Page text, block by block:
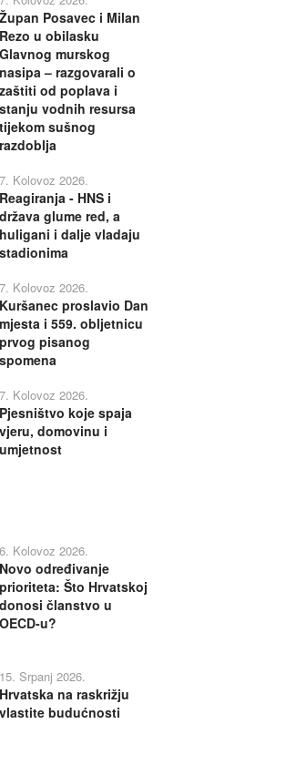
Župan Posavec i Milan
Rezo u obilasku
Glavnog murskog
nasipa – razgovarali o
zaštiti od poplava i
stanju vodnih resursa
tijekom sušnog
razdoblja
7. Kolovoz 2026.
Reagiranja - HNS i
država glume red, a
huligani i dalje vladaju
stadionima
7. Kolovoz 2026.
Kuršanec proslavio Dan
mjesta i 559. obljetnicu
prvog pisanog
spomena
7. Kolovoz 2026.
Pjesništvo koje spaja
vjeru, domovinu i
umjetnost
6. Kolovoz 2026.
Novo određivanje
prioriteta: Što Hrvatskoj
donosi članstvo u
OECD-u?
15. Srpanj 2026.
Hrvatska na raskrižju
vlastite budućnosti